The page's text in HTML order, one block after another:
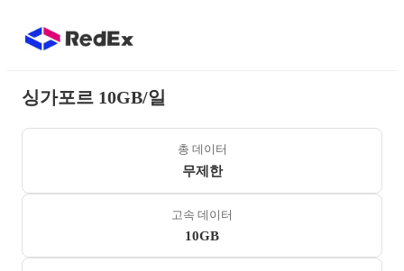
싱가포르 10GB/일
총 데이터
무제한
고속 데이터
10GB